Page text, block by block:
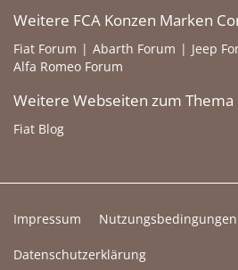
Weitere FCA Konzen Marken
Fiat Forum Abarth Forum Jeep
Alfa Romeo Forum
Weitere Webseiten zum Thema
Fiat Blog
Impressum Nutzungsbedingungen
Datenschutzerklärung